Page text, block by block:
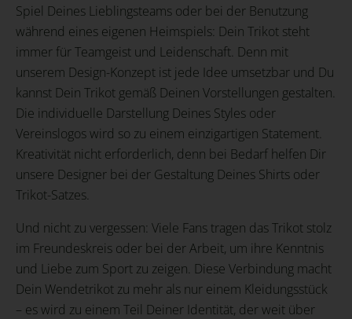
Spiel Deines Lieblingsteams oder bei der Benutzung
während eines eigenen Heimspiels: Dein Trikot steht
immer für Teamgeist und Leidenschaft. Denn mit
unserem Design-Konzept ist jede Idee umsetzbar und Du
kannst Dein Trikot gemäß Deinen Vorstellungen gestalten.
Die individuelle Darstellung Deines Styles oder
Vereinslogos wird so zu einem einzigartigen Statement.
Kreativität nicht erforderlich, denn bei Bedarf helfen Dir
unsere Designer bei der Gestaltung Deines Shirts oder
Trikot-Satzes.
Und nicht zu vergessen: Viele Fans tragen das Trikot stolz
im Freundeskreis oder bei der Arbeit, um ihre Kenntnis
und Liebe zum Sport zu zeigen. Diese Verbindung macht
Dein Wendetrikot zu mehr als nur einem Kleidungsstück
– es wird zu einem Teil Deiner Identität, der weit über